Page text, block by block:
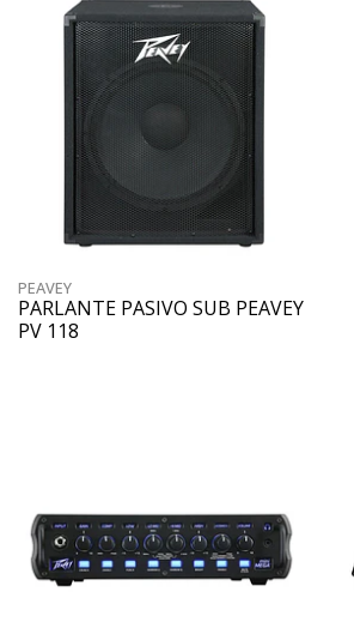
PEAVEY
PARLANTE PASIVO SUB PEAVEY
PV 118